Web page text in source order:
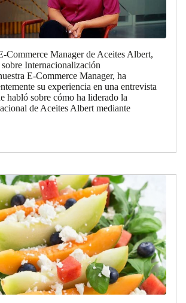
Commerce Manager de Aceites Albert,
Internacionalización
E-Commerce Manager, ha
su experiencia en una entrevista
habló sobre cómo ha liderado la
de Aceites Albert mediante